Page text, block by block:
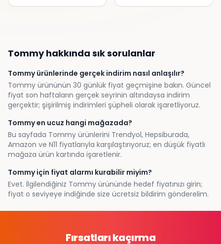
Tommyhakkında sık sorulanlar
Tommy ürünlerinde gerçek indirim nasıl anlaşılır?
Tommy ürününün 30 günlük fiyat geçmişine bakın. Güncel
fiyat son haftaların gerçek seyrinin altındaysa indirim
gerçektir; şişirilmiş indirimleri şüpheli olarak işaretliyoruz.
Tommy en ucuz hangi mağazada?
Bu sayfada Tommy ürünlerini Trendyol, Hepsiburada,
Amazon ve N11 fiyatlarıyla karşılaştırıyoruz; en düşük fiyatlı
mağaza ürün kartında işaretlenir.
Tommy için fiyat alarmı kurabilir miyim?
Evet. İlgilendiğiniz Tommy ürününde hedef fiyatınızı girin;
fiyat o seviyeye indiğinde size ücretsiz bildirim gönderelim.
Fırsatları kaçırma